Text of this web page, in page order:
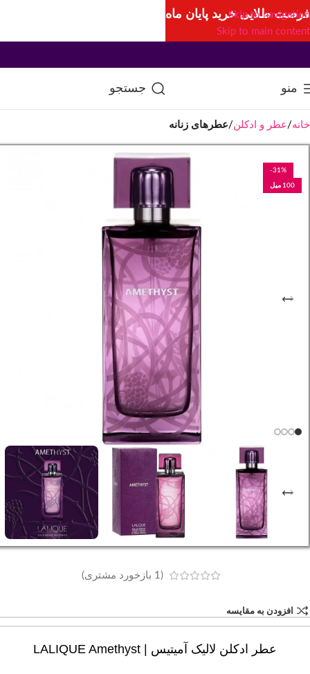
Skip to navigation
Skip to main content
منو جستجو
خانه عطر و ادکلن عطرهای زنانه
-31%
100 میل
(
1 بازخورد مشتری)
افزودن به مقایسه
عطر ادکلن لالیک آمیتیس | LALIQUE Amethyst
فرصت طلایی خرید پایان ماه